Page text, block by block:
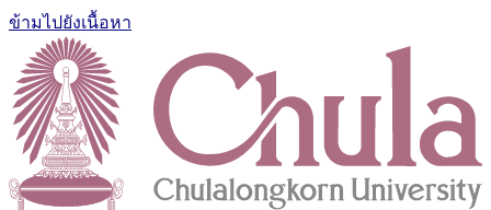
ข้ามไปยังเนื้อหา